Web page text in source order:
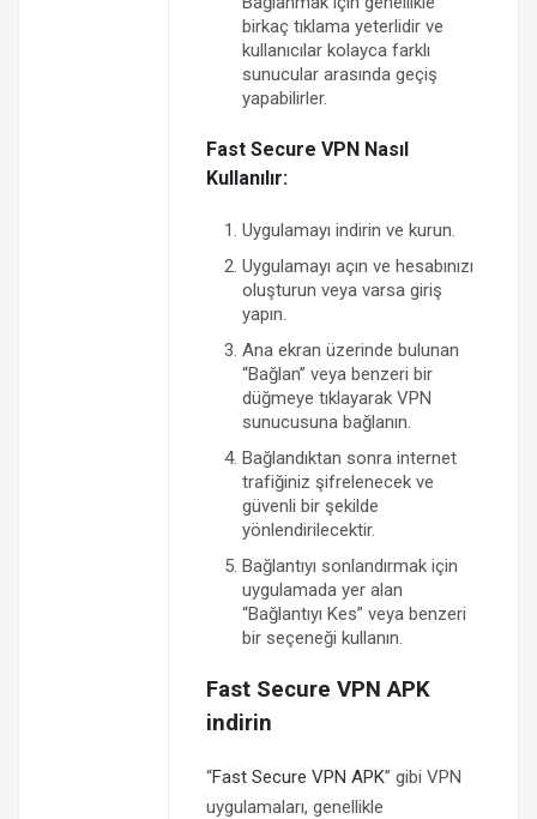
birkaç tıklama yeterlidir ve
kullanıcılar kolayca farklı
sunucular arasında geçiş
yapabilirler.
Fast Secure VPN Nasıl
Kullanılır:
Uygulamayı indirin ve kurun.
Uygulamayı açın ve hesabınızı
oluşturun veya varsa giriş
yapın.
Ana ekran üzerinde bulunan
“Bağlan” veya benzeri bir
düğmeye tıklayarak VPN
sunucusuna bağlanın.
Bağlandıktan sonra internet
trafiğiniz şifrelenecek ve
güvenli bir şekilde
yönlendirilecektir.
Bağlantıyı sonlandırmak için
uygulamada yer alan
“Bağlantıyı Kes” veya benzeri
bir seçeneği kullanın.
Fast Secure VPN APK
indirin
“Fast Secure VPN APK” gibi VPN
uygulamaları, genellikle